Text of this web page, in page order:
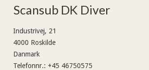
Scansub DK Diver
Industrivej, 21
4000 Roskilde
Danmark
Telefonnr.: +45 46750575